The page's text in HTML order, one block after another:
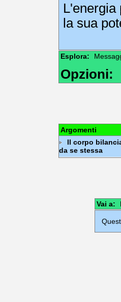
L'energia
la sua
Esplora:
Opzioni:
Argomenti
Il corpo
da se stessa
Vai a: